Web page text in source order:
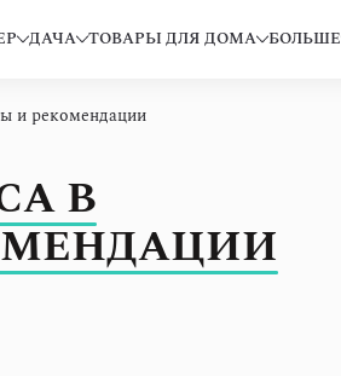
ДАЧА ТОВАРЫ ДЛЯ ДОМА БОЛЬШЕ
и рекомендации
В